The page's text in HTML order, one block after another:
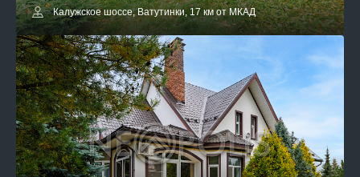
Калужское шоссе, Ватутинки, 17 км от МКАД